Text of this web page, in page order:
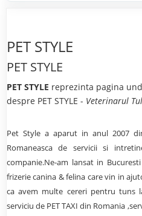
PET STYLE
PET STYLE
PET STYLE reprezinta pagina
despre PET STYLE - Veterinarul
Pet Style a aparut in anul 2007
Romaneasca de servicii si
companie.Ne-am lansat in
frizerie canina & felina care vin in
ca avem multe cereri pentru tuns
serviciu de PET TAXI din Romania